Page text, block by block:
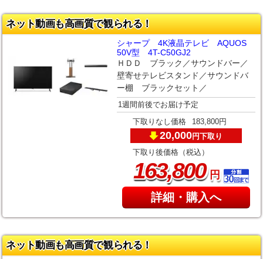
ネット動画も高画質で観られる！
シャープ 4K液晶テレビ AQUOS
50V型 4T-C50GJ2
ＨＤＤ ブラック／サウンドバー／
壁寄せテレビスタンド／サウンドバ
ー棚 ブラックセット／
1週間前後でお届け予定
下取りなし価格 183,800円
20,000円下取り
下取り後価格（税込）
163,800円
詳細・購入へ
ネット動画も高画質で観られる！